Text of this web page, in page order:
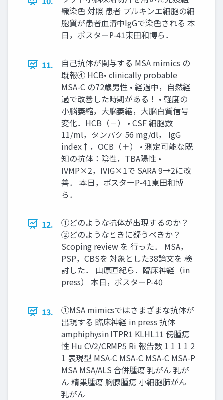
織染色 対照 患者 プルキンエ細胞の細
胞質が患者血清中IgGで染色される 本
日，ポスターP-41東田和博ら．
11.
自己抗体が関与する MSA mimics の
既報④ HCB• clinically probable
MSA-C の72歳男性 • 経過中，自然経
過で改善した時期がある！ • 軽度の
小脳萎縮，大脳萎縮，大脳白質信号
変化．HCB（－） • CSF 細胞数
11/ml，タンパク 56 mg/dl， IgG
index↑，OCB（＋） • 測定可能な既
知の抗体：陰性，TBA陽性 •
IVMP×2，IVIG×1で SARA 9→2に改
善． 本日，ポスターP-41東田和博
ら．
12.
①どのような抗体が出現するのか？
②どのようなときに疑うべきか？
Scoping review を 行った． MSA，
PSP，CBSを 対象とした38論文を 検
討した． 山原直紀ら．臨床神経（in
press） 本日，ポスターP-40
13.
①MSA mimicsではさまざまな抗体が
出現する 臨床神経 in press 抗体
amphiphysin ITPR1 KLHL11 傍腫瘍
性 Hu CV2/CRMP5 Ri 報告数 1 1 1 1 2
1 表現型 MSA-C MSA-C MSA-C MSA-P
MSA MSA/ALS 合併腫瘍 乳がん 乳が
ん 精巣腫瘍 胸腺腫瘍 小細胞肺がん
乳がん